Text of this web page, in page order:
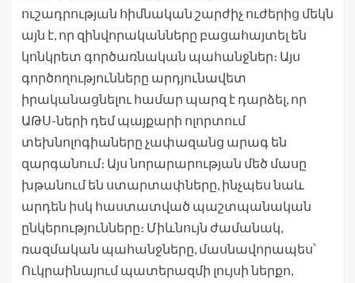
ուշադրության հիմնական շարժիչ ուժերից մեկն
այն է, որ զինվորականները բացահայտել են
կոնկրետ գործառնական պահանջներ։ Այս
գործողությունները արդյունավետ
իրականացնելու համար պարզ է դարձել, որ
ԱԹՍ-ների դեմ պայքարի ոլորտում
տեխնոլոգիաները չափազանց արագ են
զարգանում։ Այս նորարարության մեծ մասը
խթանում են ստարտափները, ինչպես նաև
արդեն իսկ հաստատված պաշտպանական
ընկերությունները։ Միևնույն ժամանակ,
ռազմական պահանջները, մասնավորապես՝
Ուկրաինայում պատերազմի լույսի ներքո,